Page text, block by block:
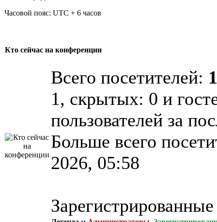
Часовой пояс: UTC + 6 часов
Кто сейчас на конференции
Всего посетителей:
1, скрытых: 0 и
пользователей за
Больше всего
2026, 05:58